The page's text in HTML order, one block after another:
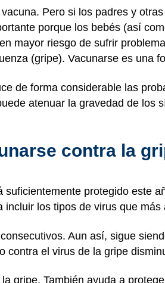
Pero si los padres y
porque los bebés (así
mayor riesgo de sufrir
(gripe). Vacunarse es una
de forma considerable las
atenuar la gravedad de los
contra la
protegido este
los tipos de virus que
Aun así, sigue
el virus de la gripe
gripe. También ayuda a